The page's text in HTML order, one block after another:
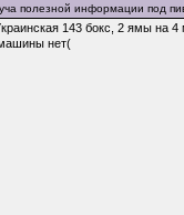
полезной информации под
143 бокс, 2 ямы на
нет(